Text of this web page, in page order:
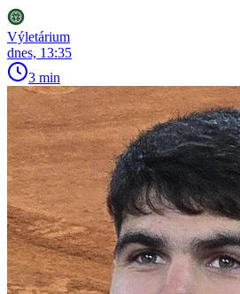
Výletárium
dnes, 13:35
3 min